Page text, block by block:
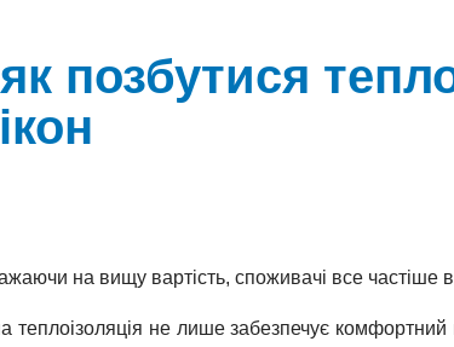
позбутися
на вищу вартість, споживачі все частіше
теплоізоляція не лише забезпечує